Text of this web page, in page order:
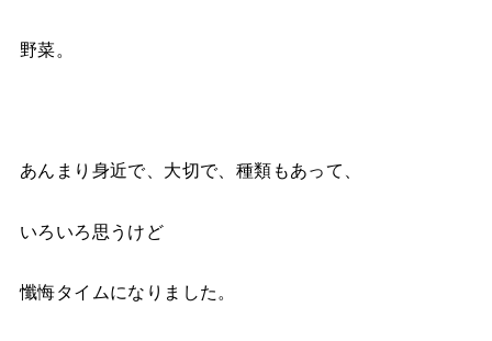
野菜。
あんまり身近で、大切で、種類もあって、
いろいろ思うけど
懺悔タイムになりました。